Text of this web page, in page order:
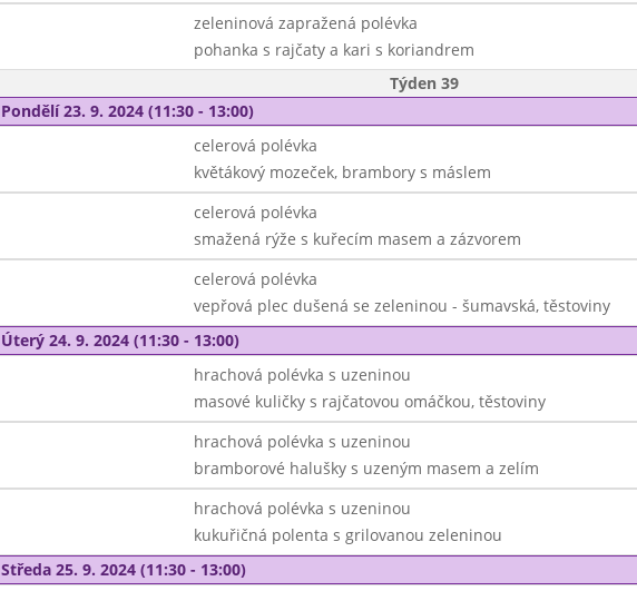
zeleninová zapražená polévka
pohanka s rajčaty a kari s koriandrem
Týden 39
Pondělí 23. 9. 2024 (11:30 - 13:00)
celerová polévka
květákový mozeček, brambory s máslem
celerová polévka
smažená rýže s kuřecím masem a zázvorem
celerová polévka
vepřová plec dušená se zeleninou - šumavská, těstoviny
Úterý 24. 9. 2024 (11:30 - 13:00)
hrachová polévka s uzeninou
masové kuličky s rajčatovou omáčkou, těstoviny
hrachová polévka s uzeninou
bramborové halušky s uzeným masem a zelím
hrachová polévka s uzeninou
kukuřičná polenta s grilovanou zeleninou
Středa 25. 9. 2024 (11:30 - 13:00)